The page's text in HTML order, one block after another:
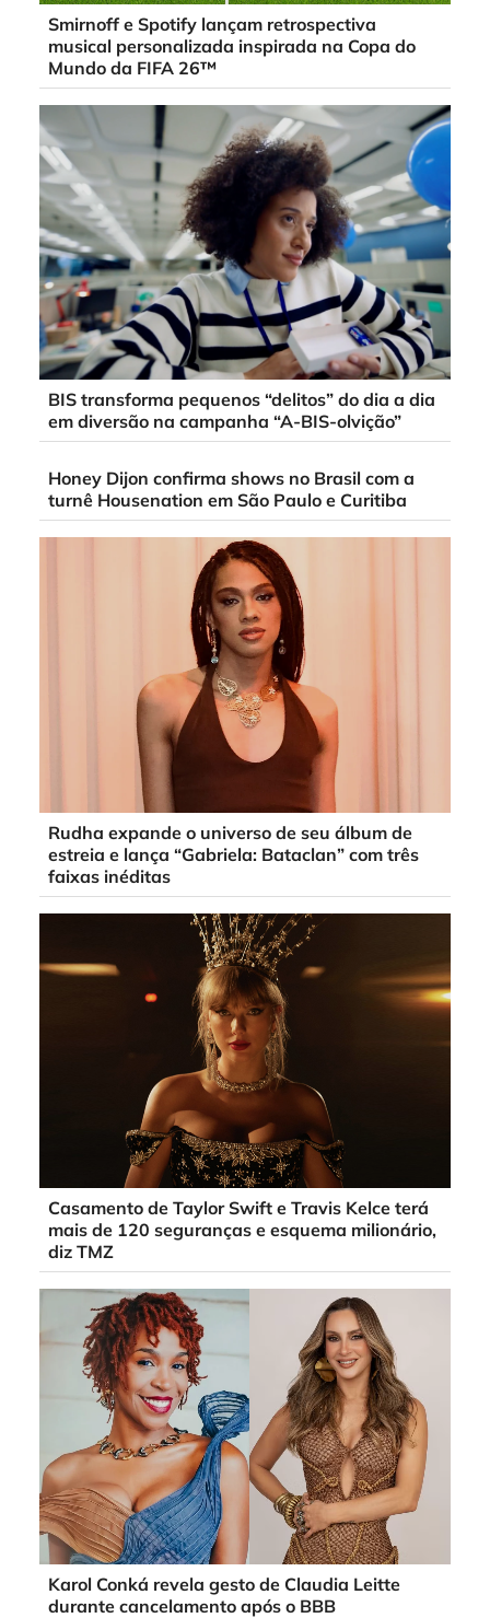
Smirnoff e Spotify lançam retrospectiva
musical personalizada inspirada na Copa do
Mundo da FIFA 26™
BIS transforma pequenos “delitos” do dia a dia
em diversão na campanha “A-BIS-olvição”
Honey Dijon confirma shows no Brasil com a
turnê Housenation em São Paulo e Curitiba
Rudha expande o universo de seu álbum de
estreia e lança “Gabriela: Bataclan” com três
faixas inéditas
Casamento de Taylor Swift e Travis Kelce terá
mais de 120 seguranças e esquema milionário,
diz TMZ
Karol Conká revela gesto de Claudia Leitte
durante cancelamento após o BBB